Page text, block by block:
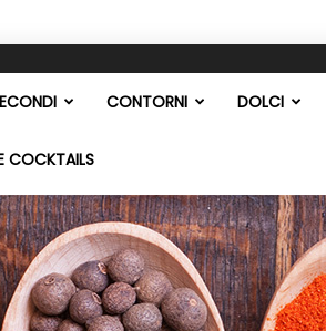
CONTORNI DOLCI
COCKTAILS